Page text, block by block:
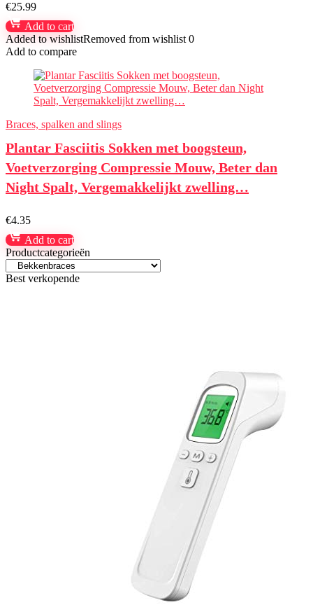
€25.99
Add to cart
Added to wishlistRemoved from wishlist 0
Add to compare
Braces, spalken and slings
Plantar Fasciitis Sokken met boogsteun,
Voetverzorging Compressie Mouw, Beter dan
Night Spalt, Vergemakkelijkt zwelling…
€4.35
Add to cart
Productcategorieën
Best verkopende